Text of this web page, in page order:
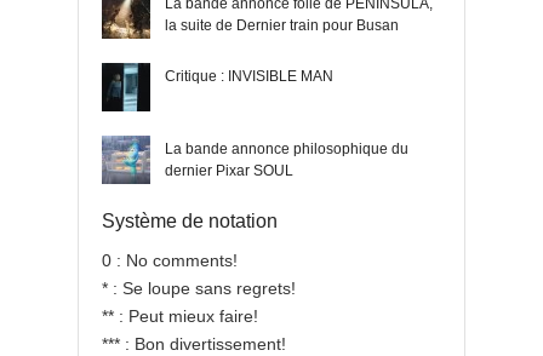
La bande annonce folle de PENINSULA,
la suite de Dernier train pour Busan
Critique : INVISIBLE MAN
La bande annonce philosophique du
dernier Pixar SOUL
Système de notation
0 : No comments!
* : Se loupe sans regrets!
** : Peut mieux faire!
*** : Bon divertissement!